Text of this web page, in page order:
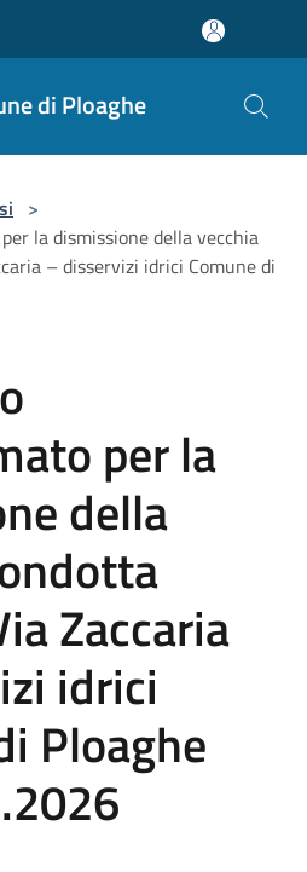
di Ploaghe
>
la dismissione della vecchia
– disservizi idrici Comune di
per la
della
Zaccaria
idrici
Ploaghe